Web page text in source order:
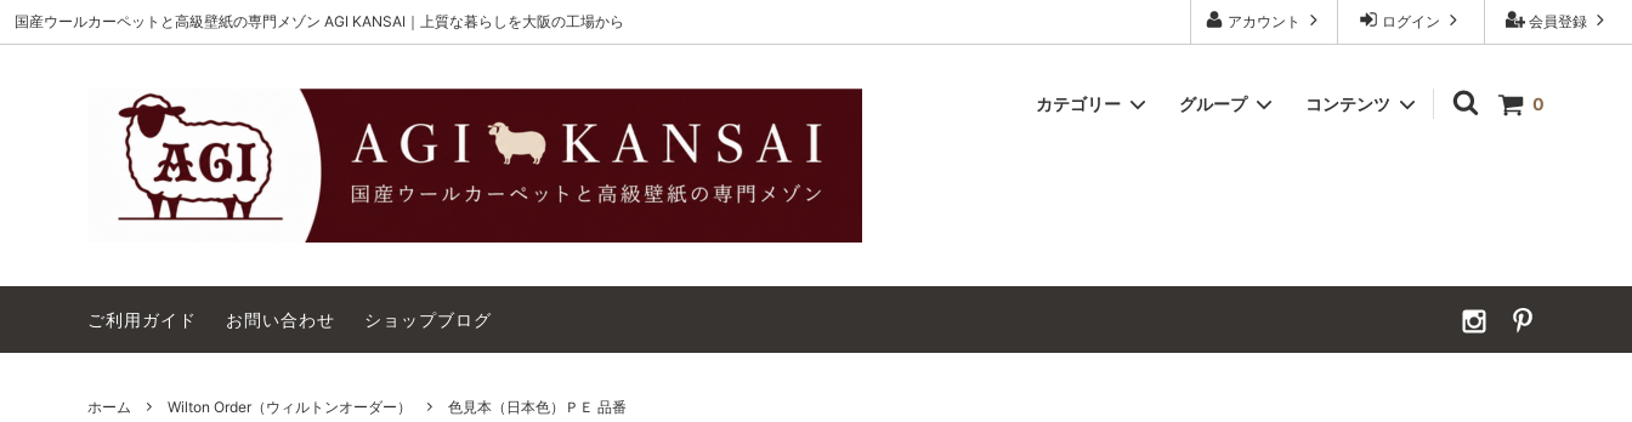
会員登録
ログイン
アカウント
国産ウールカーペットと高級壁紙の専門メゾン AGI KANSAI｜上質な暮らしを大阪の工場から
0
カテゴリー
MAISON AKIGAMI The Wilton（ザ・ウィルトン）
Wilton Order（ウィルトンオーダー）
コットンテープ｜10cm幅 カーペットクリーナー｜シミトリ剤 吸着シート お見積ページ
グループ
施工用ウールカーペット ウールラグ
コンテンツ
AGI KANSAI について カーペットガイド
ご利用ガイド お問い合わせ ショップブログ
ホーム Wilton Order（ウィルトンオーダー） 色見本（日本色）ＰＥ 品番